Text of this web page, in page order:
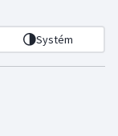
Systém